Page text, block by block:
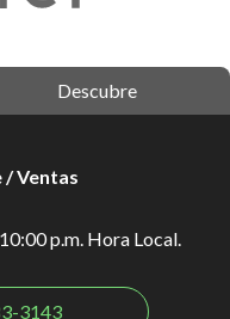
Descubre
/ Ventas
p.m. Hora Local.
3143